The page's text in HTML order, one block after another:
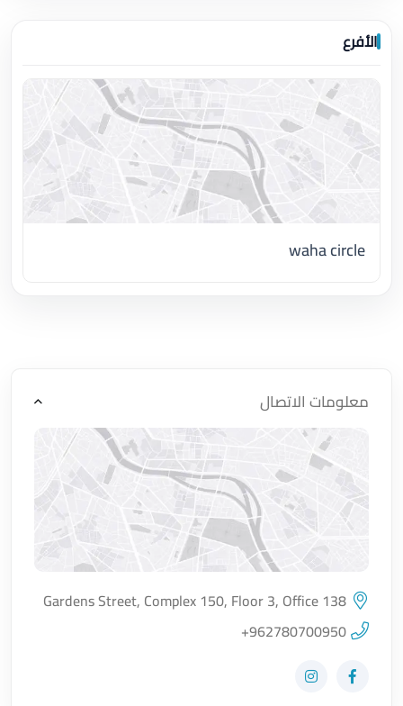
الأفرع
waha circle
معلومات الاتصال
اضغط لتحميل الموقع
Gardens Street, Complex 150, Floor 3, Office 138
+962780700950
زيارة حساب المتجر على Facebook-f
زيارة حساب المتجر على Instagram